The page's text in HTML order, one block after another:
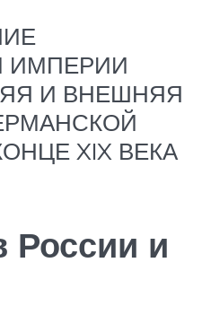
ИМПЕРИИ
И ВНЕШНЯЯ
XIX ВЕКА
России и